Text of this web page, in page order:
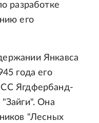
разработке
его
Янкавса
года его
Ягдфербанд-
Она
"Лесных